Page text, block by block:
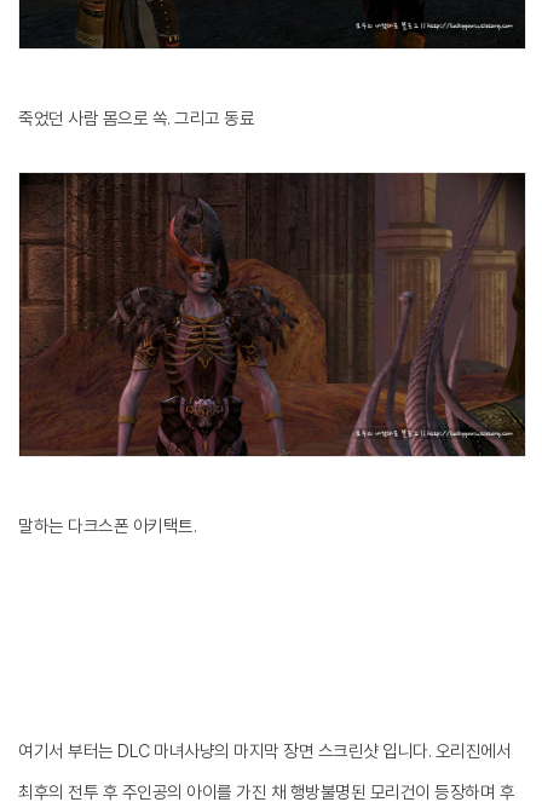
죽었던 사람 몸으로 쏙. 그리고 동료
말하는 다크스폰 아키택트.
여기서 부터는 DLC 마녀사냥의 마지막 장면 스크린샷 입니다. 오리진에서
최후의 전투 후 주인공의 아이를 가진 채 행방불명된 모리건이 등장하며 후